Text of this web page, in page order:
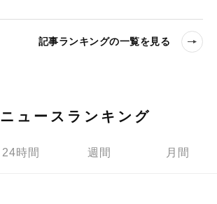
記事ランキングの一覧を見る
ニュースランキング
24時間 週間 月間